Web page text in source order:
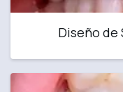
Diseño